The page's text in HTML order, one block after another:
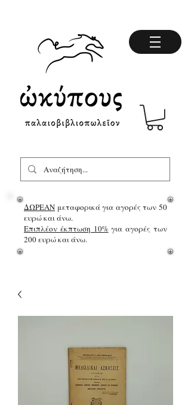
ΔΩΡΕΑΝ μεταφορικά για αγορές των 50
ευρώ και άνω.
Επιπλέον έκπτωση 10%για αγορές των
200 ευρώ και άνω.